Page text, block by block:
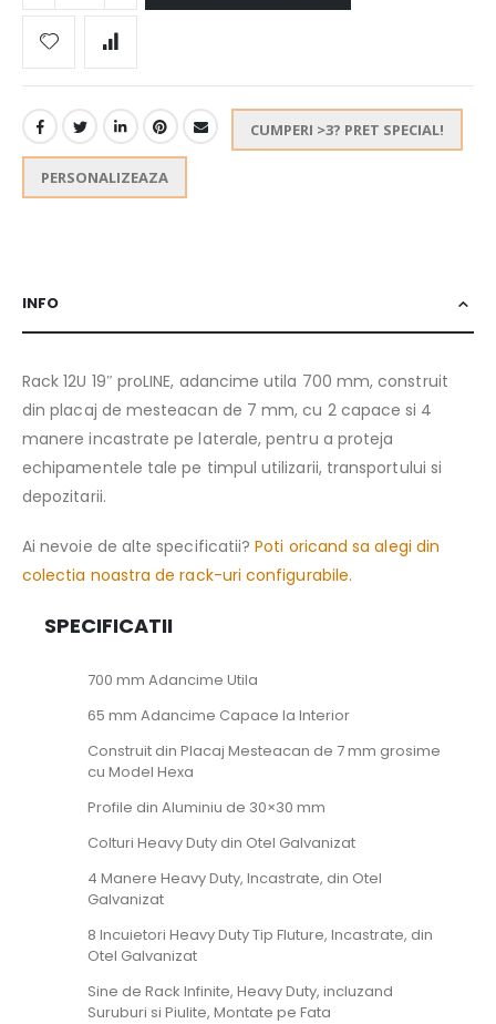
CUMPERI >3? PRET SPECIAL!
PERSONALIZEAZA
INFO
Rack 12U 19″ proLINE, adancime utila 700 mm, construit
din placaj de mesteacan de 7 mm, cu 2 capace si 4
manere incastrate pe laterale, pentru a proteja
echipamentele tale pe timpul utilizarii, transportului si
depozitarii.
Ai nevoie de alte specificatii?Poti oricand sa alegi din
colectia noastra de rack-uri configurabile.
SPECIFICATII
700 mm Adancime Utila
65 mm Adancime Capace la Interior
Construit din Placaj Mesteacan de 7 mm grosime
cu Model Hexa
Profile din Aluminiu de 30×30 mm
Colturi Heavy Duty din Otel Galvanizat
4 Manere Heavy Duty, Incastrate, din Otel
Galvanizat
8 Incuietori Heavy Duty Tip Fluture, Incastrate, din
Otel Galvanizat
Sine de Rack Infinite, Heavy Duty, incluzand
Suruburi si Piulite, Montate pe Fata